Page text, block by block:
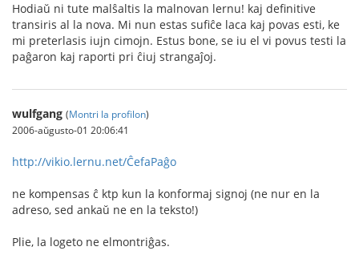
Hodiaŭ ni tute malŝaltis la malnovan lernu! kaj definitive
transiris al la nova. Mi nun estas sufiĉe laca kaj povas esti, ke
mi preterlasis iujn cimojn. Estus bone, se iu el vi povus testi la
paĝaron kaj raporti pri ĉiuj strangaĵoj.
wulfgang (Montri la profilon)
2006-aŭgusto-01 20:06:41
http://vikio.lernu.net/ĈefaPaĝo
ne kompensas ĉ ktp kun la konformaj signoj (ne nur en la
adreso, sed ankaŭ ne en la teksto!)
Plie, la logeto ne elmontriĝas.